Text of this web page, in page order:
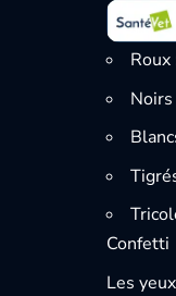
Confetti
Les